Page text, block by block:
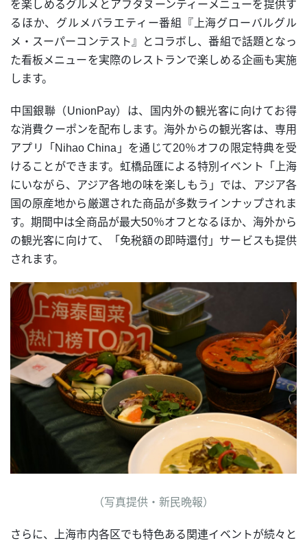
を楽しめるグルメとアフタヌーンティーメニューを提供す
るほか、グルメバラエティー番組『上海グローバルグル
メ・スーパーコンテスト』とコラボし、番組で話題となっ
た看板メニューを実際のレストランで楽しめる企画も実施
します。
中国銀聯（UnionPay）は、国内外の観光客に向けてお得
な消費クーポンを配布します。海外からの観光客は、専用
アプリ「Nihao China」を通じて20％オフの限定特典を受
けることができます。虹橋品匯による特別イベント「上海
にいながら、アジア各地の味を楽しもう」では、アジア各
国の原産地から厳選された商品が多数ラインナップされま
す。期間中は全商品が最大50％オフとなるほか、海外から
の観光客に向けて、「免税額の即時還付」サービスも提供
されます。
（写真提供・新民晩報）
さらに、上海市内各区でも特色ある関連イベントが続々と